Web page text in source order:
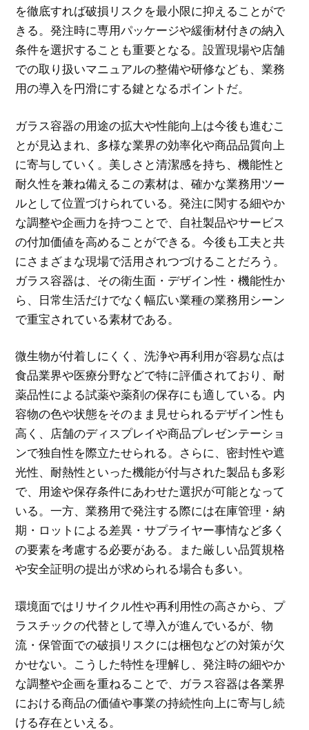
を徹底すれば破損リスクを最小限に抑えることがで
きる。発注時に専用パッケージや緩衝材付きの納入
条件を選択することも重要となる。設置現場や店舗
での取り扱いマニュアルの整備や研修なども、業務
用の導入を円滑にする鍵となるポイントだ。
ガラス容器の用途の拡大や性能向上は今後も進むこ
とが見込まれ、多様な業界の効率化や商品品質向上
に寄与していく。美しさと清潔感を持ち、機能性と
耐久性を兼ね備えるこの素材は、確かな業務用ツー
ルとして位置づけられている。発注に関する細やか
な調整や企画力を持つことで、自社製品やサービス
の付加価値を高めることができる。今後も工夫と共
にさまざまな現場で活用されつづけることだろう。
ガラス容器は、その衛生面・デザイン性・機能性か
ら、日常生活だけでなく幅広い業種の業務用シーン
で重宝されている素材である。
微生物が付着しにくく、洗浄や再利用が容易な点は
食品業界や医療分野などで特に評価されており、耐
薬品性による試薬や薬剤の保存にも適している。内
容物の色や状態をそのまま見せられるデザイン性も
高く、店舗のディスプレイや商品プレゼンテーショ
ンで独自性を際立たせられる。さらに、密封性や遮
光性、耐熱性といった機能が付与された製品も多彩
で、用途や保存条件にあわせた選択が可能となって
いる。一方、業務用で発注する際には在庫管理・納
期・ロットによる差異・サプライヤー事情など多く
の要素を考慮する必要がある。また厳しい品質規格
や安全証明の提出が求められる場合も多い。
環境面ではリサイクル性や再利用性の高さから、プ
ラスチックの代替として導入が進んでいるが、物
流・保管面での破損リスクには梱包などの対策が欠
かせない。こうした特性を理解し、発注時の細やか
な調整や企画を重ねることで、ガラス容器は各業界
における商品の価値や事業の持続性向上に寄与し続
ける存在といえる。